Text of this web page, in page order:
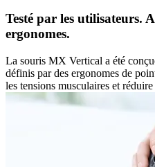
Testé par les utilisateurs.
ergonomes.
La souris MX Vertical a été
définis par des ergonomes de
les tensions musculaires et